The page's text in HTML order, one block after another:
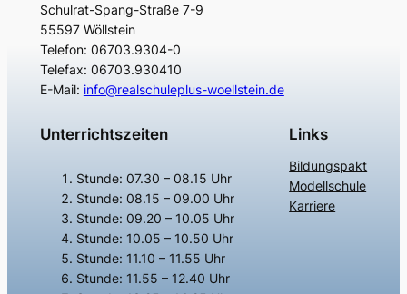
Schulrat-Spang-Straße 7-9
55597 Wöllstein
Telefon: 06703.9304-0
Telefax: 06703.930410
E-Mail: info@realschuleplus-woellstein.de
Unterrichtszeiten
Stunde: 07.30 – 08.15 Uhr
Stunde: 08.15 – 09.00 Uhr
Stunde: 09.20 – 10.05 Uhr
Stunde: 10.05 – 10.50 Uhr
Stunde: 11.10 – 11.55 Uhr
Stunde: 11.55 – 12.40 Uhr
Links
Bildungspakt
Modellschule
Karriere